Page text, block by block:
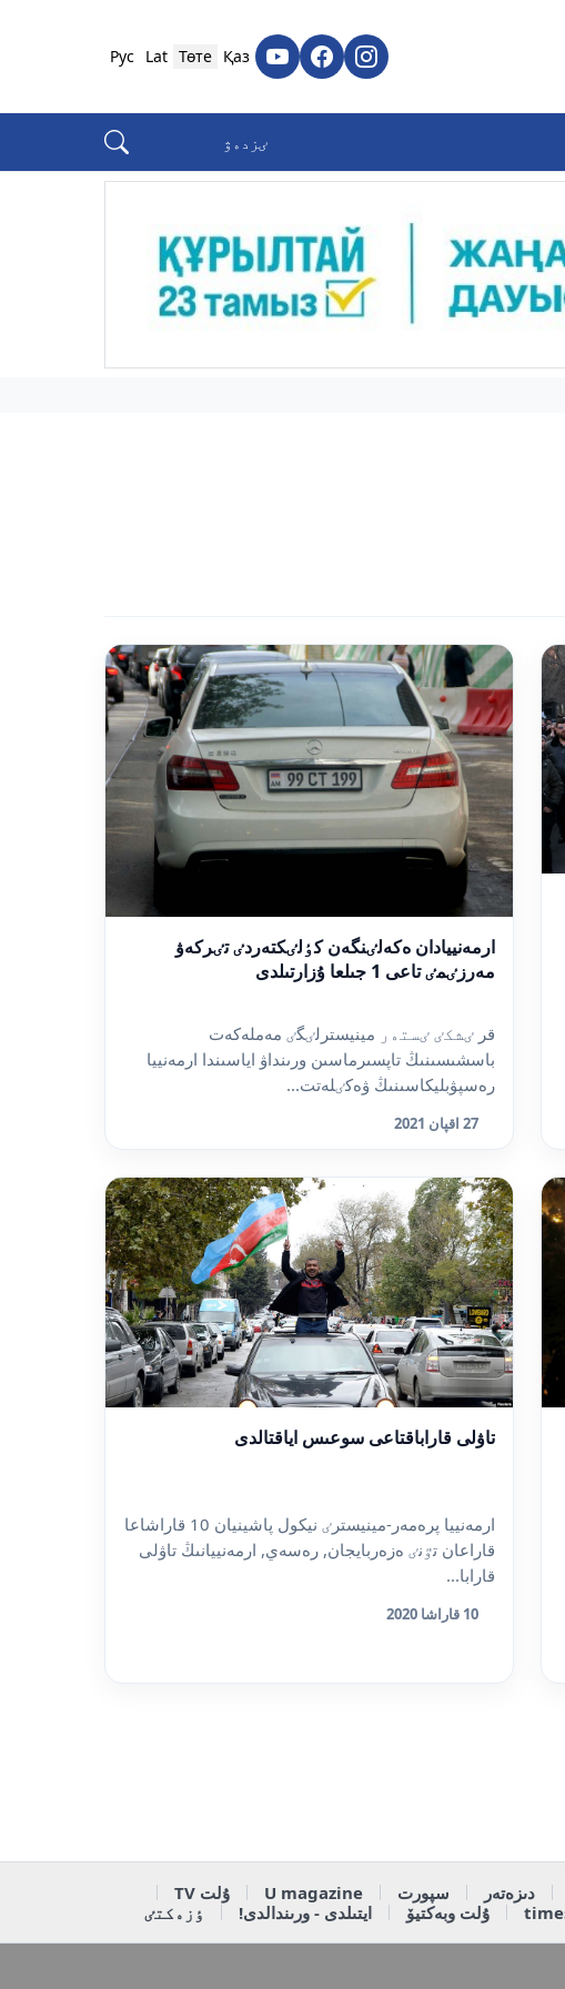
Қаз
Төте
Lat
Рус
ارمەنييادان ەكەلٸنگەن كٶلٸكتەردٸ تٸركەۋ
مەرزٸمٸ تاعى 1 جىلعا ۇزارتىلدى
قر ٸشكٸ ٸستەر مينيسترلٸگٸ مەملەكەت
باسشىسىنىڭ تاپسىرماسىن ورىنداۋ اياسىندا ارمەنييا
رەسپۋبليكاسىنىڭ ۋەكٸلەتت...
27 اقپان 2021
تاۋلى قاراباقتاعى سوعىس اياقتالدى
ارمەنييا پرەمەر-مينيسترٸ نيكول پاشينيان 10 قاراشاعا
قاراعان تٷنٸ ەزەربايجان, رەسەي, ارمەنييانىڭ تاۋلى
قارابا...
10 قاراشا 2020
دىزەتەر سپورت U magazine
ۇلت TV
ۇلت وبەكتيۆ ايتىلدى - ورىندالدى! ٶزەكتٸ